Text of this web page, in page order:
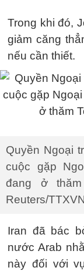
Trong khi đó,
giảm căng
nếu cần thiết.
Quyền Ngoại
cuộc gặp
đang ở thăm
Reuters/
Iran đã bác
nước Arab
này đối với